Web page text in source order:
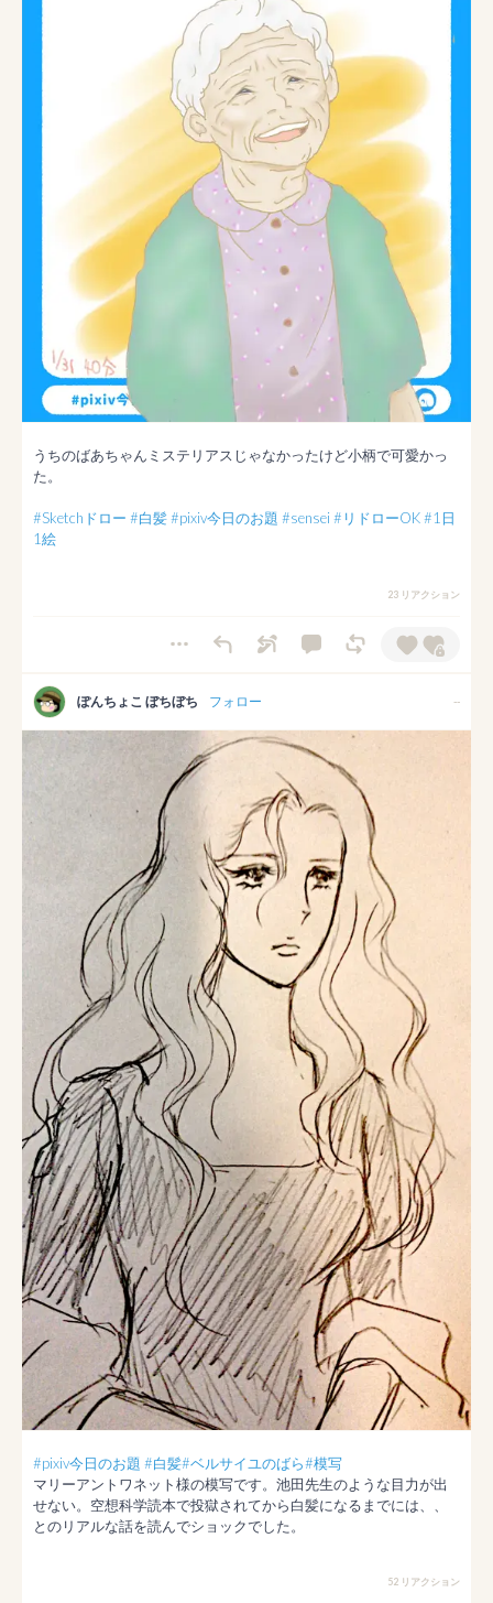
うちのばあちゃんミステリアスじゃなかったけど小柄で可愛かっ
た。
#Sketchドロー #白髪#pixiv今日のお題 #sensei #リドローOK#1日
1絵
23 リアクション
ぽんちょこ ぼちぼち フォロー --
#pixiv今日のお題 #白髪#ベルサイユのばら#模写
マリーアントワネット様の模写です。池田先生のような目力が出
せない。空想科学読本で投獄されてから白髪になるまでには、、
とのリアルな話を読んでショックでした。
52 リアクション